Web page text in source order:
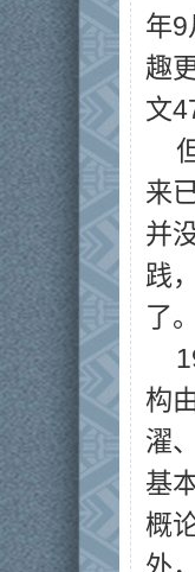
年9
趣
文
来
并
践
了。
构
濯
基
概